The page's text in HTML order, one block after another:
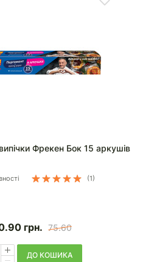
Фрекен Бок 15 аркушів
(1)
грн. 75.60
ДО КОШИКА